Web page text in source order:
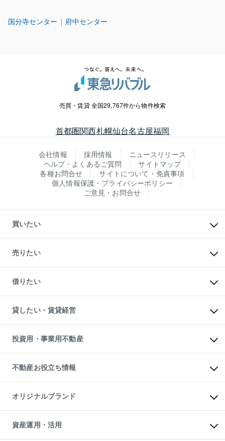
国分寺センター 府中センター
売買・賃貸 全国29,767件から物件検索
首都圏関西札幌仙台名古屋福岡
会社情報 採用情報
ニュースリリース
ヘルプ・よくあるご質問
サイトマップ
各種お問合せ
サイトについて・免責事項
個人情報保護・プライバシーポリシー
ご意見・お問合せ
買いたい
新築・分譲マンションの購入
中古マンションの購入
一戸建ての購入
中古一戸建ての購入
不動産購入の流れ
注目キーワード物件特集
購入ガイド
English 繁体中文簡体中文
売りたい
一戸建ての売却・査定
土地の売却・査定
スピードAI査定
不動産査定について
不動産売却の流れ
不動産買換えの流れ
売却ガイド
借りたい
オフィス・店舗の賃貸
借りるときの流れ
借りるガイド
貸したい・賃貸経営
マンション賃料データ
賃貸管理プラン
リロケーションについて
貸すガイド
投資用・事業用不動産
事業用不動産
マンション投資
投資用マンション
アパート経営
収益物件
ビル購入（ビル一棟）
投資用不動産の売却査定
事業用不動産の売却査定
不動産お役立ち情報
マンションライブラリー
人気マンションランキング
暮らしに役立つ不動産メディア
不動産相場・不動産価格情報
オリジナルブランド
一棟リノベーションマンション
L`GENTE（ルジェンテ）
区分リノベーションマンション
資産運用・活用